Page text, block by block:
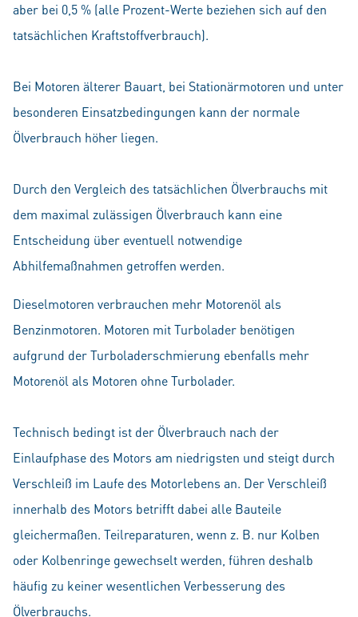
aber bei 0,5 % (alle Prozent-Werte beziehen sich auf den
tatsächlichen Kraftstoffverbrauch).
Bei Motoren älterer Bauart, bei Stationärmotoren und unter
besonderen Einsatzbedingungen kann der normale
Ölverbrauch höher liegen.
Durch den Vergleich des tatsächlichen Ölverbrauchs mit
dem maximal zulässigen Ölverbrauch kann eine
Entscheidung über eventuell notwendige
Abhilfemaßnahmen getroffen werden.
Dieselmotoren verbrauchen mehr Motorenöl als
Benzinmotoren. Motoren mit Turbolader benötigen
aufgrund der Turboladerschmierung ebenfalls mehr
Motorenöl als Motoren ohne Turbolader.
Technisch bedingt ist der Ölverbrauch nach der
Einlaufphase des Motors am niedrigsten und steigt durch
Verschleiß im Laufe des Motorlebens an. Der Verschleiß
innerhalb des Motors betrifft dabei alle Bauteile
gleichermaßen. Teilreparaturen, wenn z. B. nur Kolben
oder Kolbenringe gewechselt werden, führen deshalb
häufig zu keiner wesentlichen Verbesserung des
Ölverbrauchs.